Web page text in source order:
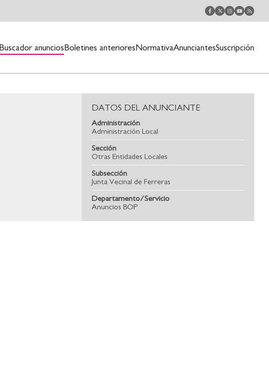
Buscador anuncios Boletines anteriores NormativaAnunciantesSuscripción
DATOS DEL ANUNCIANTE
Administración
Administración Local
Sección
Otras Entidades Locales
Subsección
Junta Vecinal de Ferreras
Departamento/Servicio
Anuncios BOP